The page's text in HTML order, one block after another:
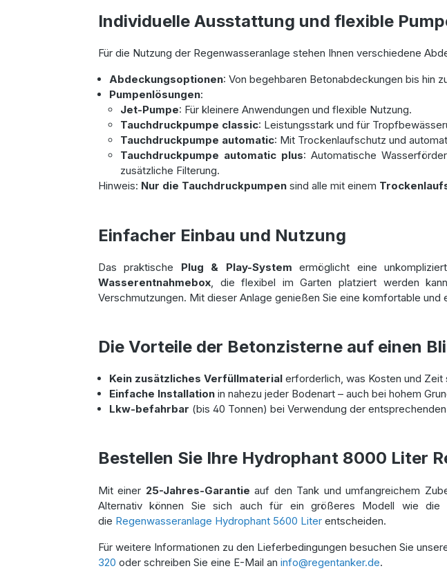
Individuelle Ausstattung und flexible
Für die Nutzung der Regenwasseranlage stehen Ihnen verschiedene
Abdeckungsoptionen: Von begehbaren Betonabdeckungen bis hin
Pumpenlösungen:
Jet-Pumpe: Für kleinere Anwendungen und flexible Nutzung.
Tauchdruckpumpe classic: Leistungsstark und für
Tauchdruckpumpe automatic: Mit Trockenlaufschutz und
Tauchdruckpumpe automatic plus: Automatische
zusätzliche Filterung.
Hinweis: Nur die Tauchdruckpumpen sind alle mit einem
Einfacher Einbau und Nutzung
Das praktische Plug & Play-System ermöglicht eine
Wasserentnahmebox, die flexibel im Garten platziert werden
Verschmutzungen. Mit dieser Anlage genießen Sie eine komfortable und
Die Vorteile der Betonzisterne auf einen
Kein zusätzliches Verfüllmaterial erforderlich, was Kosten und Zeit
Einfache Installation in nahezu jeder Bodenart – auch bei hohem
Lkw-befahrbar (bis 40 Tonnen) bei Verwendung der
Bestellen Sie Ihre Hydrophant 8000 Liter
Mit einer 25-Jahres-Garantie auf den Tank und umfangreichem
Alternativ können Sie sich auch für ein größeres Modell wie die
die Regenwasseranlage Hydrophant 5600 Liter entscheiden.
Für weitere Informationen zu den Lieferbedingungen besuchen Sie
320 oder schreiben Sie eine E-Mail an info@regentanker.de.